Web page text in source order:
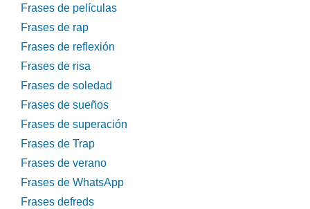
Frases de películas
Frases de rap
Frases de reflexión
Frases de risa
Frases de soledad
Frases de sueños
Frases de superación
Frases de Trap
Frases de verano
Frases de WhatsApp
Frases defreds